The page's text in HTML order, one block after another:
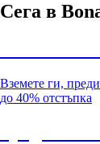
Сега в
Вземете ги,
до 40% отстъпка